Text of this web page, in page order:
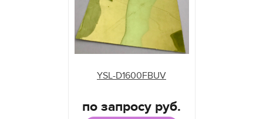
YSL-D1600FBUV
по запросу руб.